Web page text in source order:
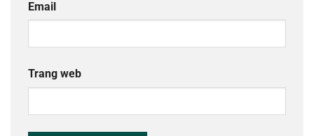
Email
Trang web